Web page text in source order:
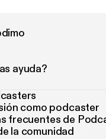
ayuda?
como podcaster
frecuentes de
la comunidad